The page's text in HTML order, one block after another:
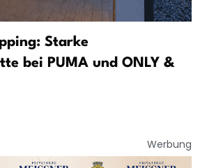
Starke
bei PUMA und ONLY &
Werbung